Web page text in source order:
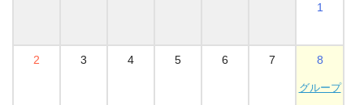
1
2 3 4 5 6 7 8
グループ